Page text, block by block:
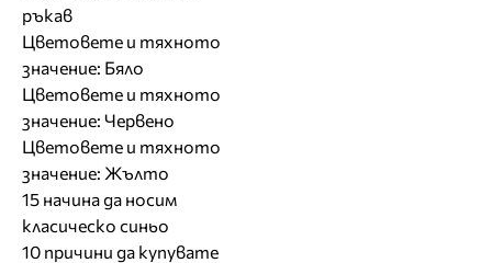
ръкав
Цветовете и тяхното
значение: Бяло
Цветовете и тяхното
значение: Червено
Цветовете и тяхното
значение: Жълто
15 начина да носим
класическо синьо
10 причини да купувате